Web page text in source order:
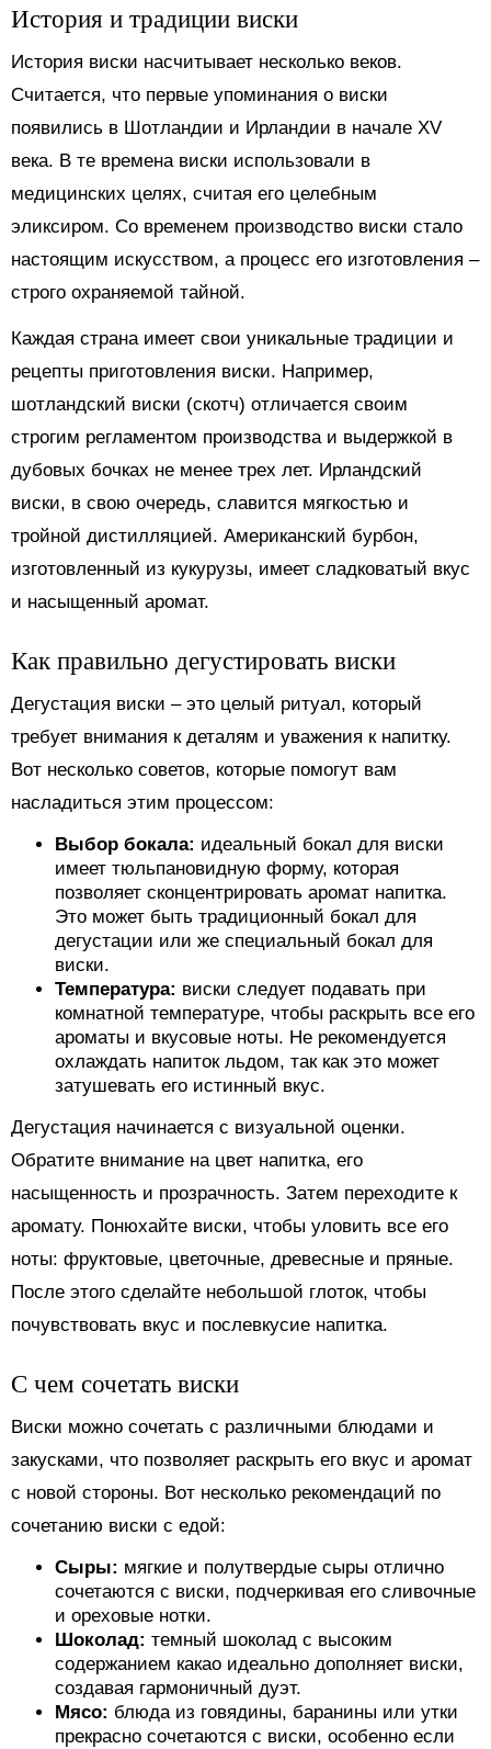
История и традиции виски
История виски насчитывает несколько веков.
Считается, что первые упоминания о виски
появились в Шотландии и Ирландии в начале XV
века. В те времена виски использовали в
медицинских целях, считая его целебным
эликсиром. Со временем производство виски стало
настоящим искусством, а процесс его изготовления –
строго охраняемой тайной.
Каждая страна имеет свои уникальные традиции и
рецепты приготовления виски. Например,
шотландский виски (скотч) отличается своим
строгим регламентом производства и выдержкой в
дубовых бочках не менее трех лет. Ирландский
виски, в свою очередь, славится мягкостью и
тройной дистилляцией. Американский бурбон,
изготовленный из кукурузы, имеет сладковатый вкус
и насыщенный аромат.
Как правильно дегустировать виски
Дегустация виски – это целый ритуал, который
требует внимания к деталям и уважения к напитку.
Вот несколько советов, которые помогут вам
насладиться этим процессом:
Выбор бокала: идеальный бокал для виски
имеет тюльпановидную форму, которая
позволяет сконцентрировать аромат напитка.
Это может быть традиционный бокал для
дегустации или же специальный бокал для
виски.
Температура: виски следует подавать при
комнатной температуре, чтобы раскрыть все его
ароматы и вкусовые ноты. Не рекомендуется
охлаждать напиток льдом, так как это может
затушевать его истинный вкус.
Дегустация начинается с визуальной оценки.
Обратите внимание на цвет напитка, его
насыщенность и прозрачность. Затем переходите к
аромату. Понюхайте виски, чтобы уловить все его
ноты: фруктовые, цветочные, древесные и пряные.
После этого сделайте небольшой глоток, чтобы
почувствовать вкус и послевкусие напитка.
С чем сочетать виски
Виски можно сочетать с различными блюдами и
закусками, что позволяет раскрыть его вкус и аромат
с новой стороны. Вот несколько рекомендаций по
сочетанию виски с едой:
Сыры: мягкие и полутвердые сыры отлично
сочетаются с виски, подчеркивая его сливочные
и ореховые нотки.
Шоколад: темный шоколад с высоким
содержанием какао идеально дополняет виски,
создавая гармоничный дуэт.
Мясо: блюда из говядины, баранины или утки
прекрасно сочетаются с виски, особенно если